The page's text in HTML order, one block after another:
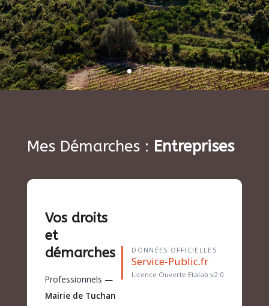
Mes Démarches : Entreprises
Vos droits
et
démarches
Professionnels —
Mairie de Tuchan
DONNÉES OFFICIELLES
Service-Public.fr
Licence Ouverte Etalab v2.0